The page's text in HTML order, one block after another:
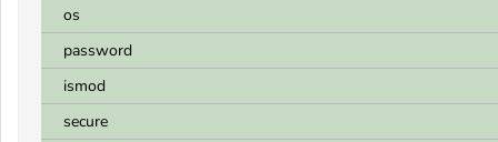
os
password
ismod
secure